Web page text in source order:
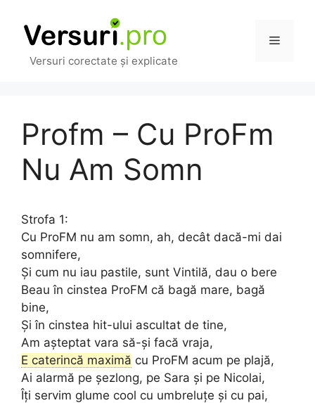
conținut
Versuri corectate și explicate
Meniu
Profm – Cu ProFm
Nu Am Somn
Strofa 1:
Cu ProFM nu am somn, ah, decât dacă-mi dai
somnifere,
Și cum nu iau pastile, sunt Vintilă, dau o bere
Beau în cinstea ProFM că bagă mare, bagă
bine,
Și în cinstea hit-ului ascultat de tine,
Am așteptat vara să-și facă vraja,
E caterincă maximă cu ProFM acum pe plajă,
Ai alarmă pe șezlong, pe Sara și pe Nicolai,
Îți servim glume cool cu umbreluțe și cu pai,